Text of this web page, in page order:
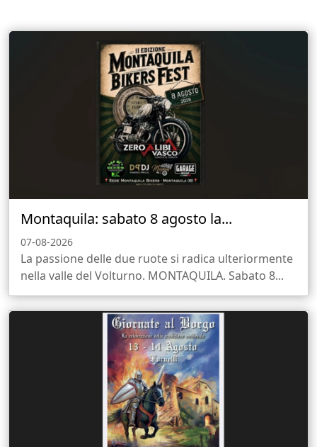
Montaquila: sabato 8 agosto la...
07-08-2026
La passione delle due ruote si radica ulteriormente
nella valle del Volturno. MONTAQUILA. Sabato 8...